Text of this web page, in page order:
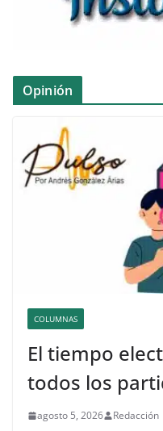
Opinión
COLUMNAS
El tiempo
todos los
agosto 5, 2026 Redacción